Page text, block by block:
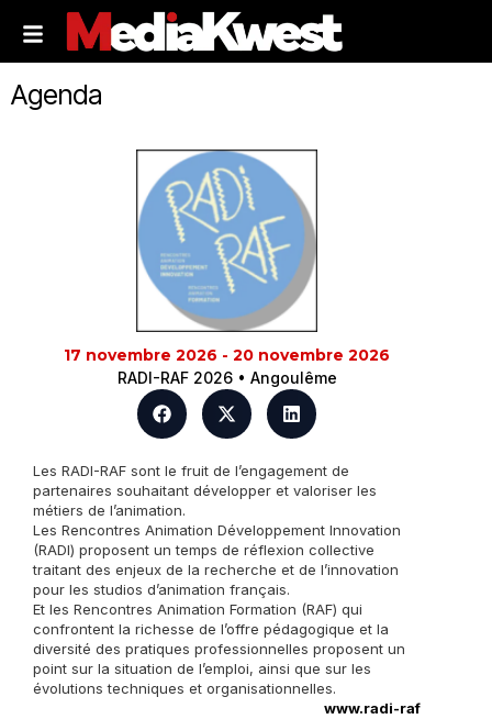
Agenda
17 novembre 2026 - 20 novembre 2026
RADI-RAF 2026 • Angoulême
Les RADI-RAF sont le fruit de l’engagement de
partenaires souhaitant développer et valoriser les
métiers de l’animation.
Les Rencontres Animation Développement Innovation
(RADI) proposent un temps de réflexion collective
traitant des enjeux de la recherche et de l’innovation
pour les studios d’animation français.
Et les Rencontres Animation Formation (RAF) qui
confrontent la richesse de l’offre pédagogique et la
diversité des pratiques professionnelles proposent un
point sur la situation de l’emploi, ainsi que sur les
évolutions techniques et organisationnelles.
www.radi-raf